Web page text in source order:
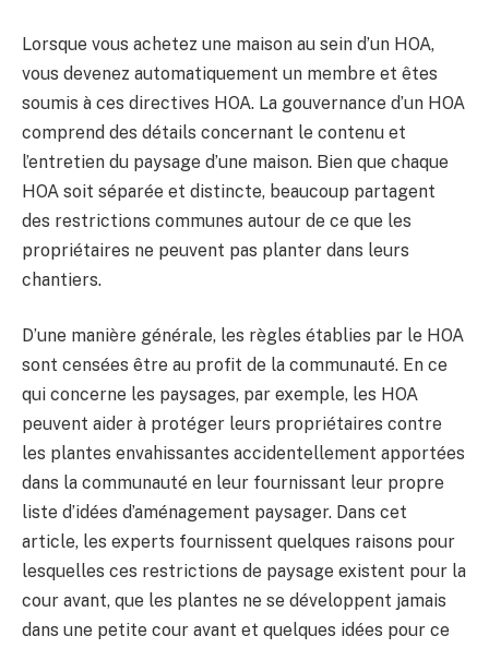
Lorsque vous achetez une maison au sein d’un HOA,
vous devenez automatiquement un membre et êtes
soumis à ces directives HOA. La gouvernance d’un HOA
comprend des détails concernant le contenu et
l’entretien du paysage d’une maison. Bien que chaque
HOA soit séparée et distincte, beaucoup partagent
des restrictions communes autour de ce que les
propriétaires ne peuvent pas planter dans leurs
chantiers.
D’une manière générale, les règles établies par le HOA
sont censées être au profit de la communauté. En ce
qui concerne les paysages, par exemple, les HOA
peuvent aider à protéger leurs propriétaires contre
les plantes envahissantes accidentellement apportées
dans la communauté en leur fournissant leur propre
liste d’idées d’aménagement paysager. Dans cet
article, les experts fournissent quelques raisons pour
lesquelles ces restrictions de paysage existent pour la
cour avant, que les plantes ne se développent jamais
dans une petite cour avant et quelques idées pour ce